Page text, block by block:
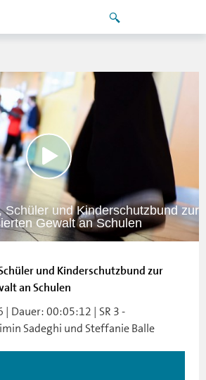
Schüler und Kinderschutzbund zur
Gewalt an Schulen
und Kinderschutzbund zur
an Schulen
Dauer: 00:05:12 | SR 3 -
Sadeghi und Steffanie Balle